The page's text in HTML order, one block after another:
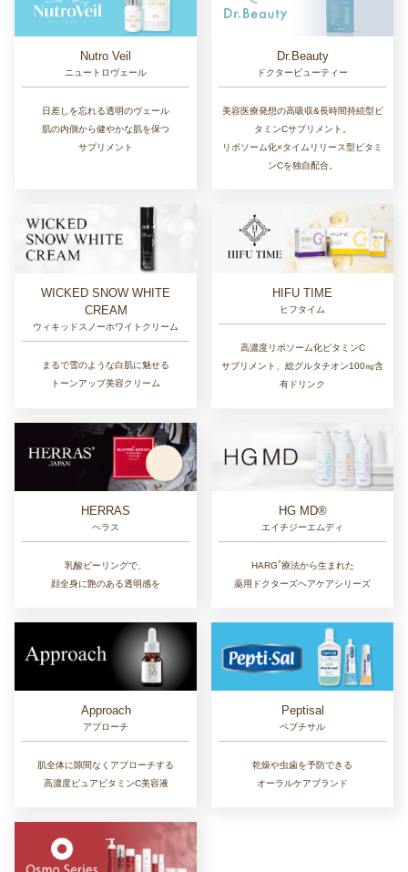
Nutro Veil
ニュートロヴェール
日差しを忘れる透明のヴェール
肌の内側から健やかな肌を保つ
サプリメント
Dr.Beauty
ドクタービューティー
美容医療発想の高吸収&長時間持続型ビ
タミンCサプリメント。
リポソーム化×タイムリリース型ビタミ
ンCを独自配合。
WICKED SNOW WHITE
CREAM
ウィキッドスノーホワイトクリーム
まるで雪のような白肌に魅せる
トーンアップ美容クリーム
HIFU TIME
ヒフタイム
高濃度リポソーム化ビタミンC
サプリメント、総グルタチオン100㎎含
有ドリンク
HERRAS
ヘラス
乳酸ピーリングで、
顔全身に艶のある透明感を
HG MD®
エイチジーエムディ
HARG®︎療法から生まれた
薬用ドクターズヘアケアシリーズ
Approach
アプローチ
肌全体に隙間なくアプローチする
高濃度ピュアビタミンC美容液
Peptisal
ペプチサル
乾燥や虫歯を予防できる
オーラルケアブランド